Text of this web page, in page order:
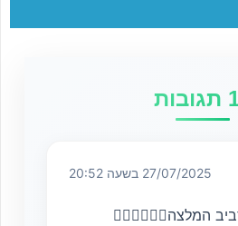
27/07/2025 בשעה 20:52
המלצה🤦‍♂️🤦‍♂️🤦‍♂️